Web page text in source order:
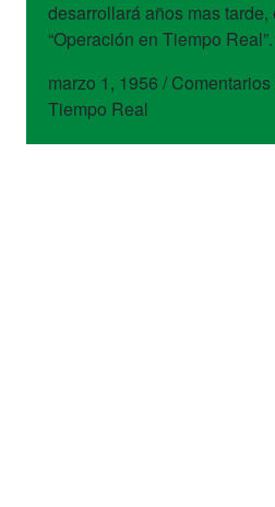
desarrollará años mas tarde,
“Operación en Tiempo
marzo 1, 1956 /
Tiempo Real